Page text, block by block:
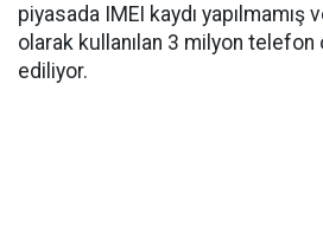
piyasada IMEI kaydı yapılmamış
olarak kullanılan 3 milyon
ediliyor.